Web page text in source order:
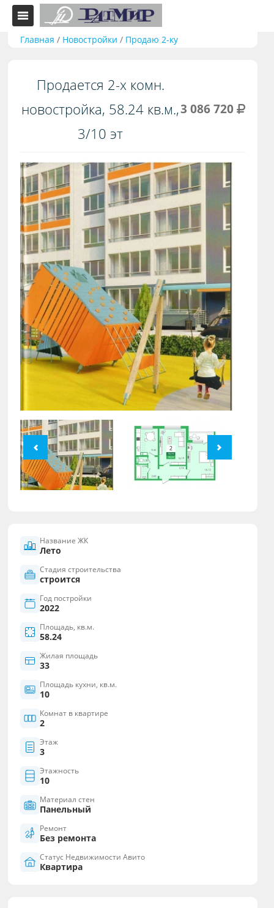
Главная / Новостройки / Продаю 2-ку
Продается 2-х комн.
новостройка, 58.24 кв.м.,
3/10 эт
3 086 720
Название ЖК
Лето
Стадия строительства
строится
Год постройки
2022
Площадь, кв.м.
58.24
Жилая площадь
33
Площадь кухни, кв.м.
10
Комнат в квартире
2
Этаж
3
Этажность
10
Материал стен
Панельный
Ремонт
Без ремонта
Статус Недвижимости Авито
Квартира